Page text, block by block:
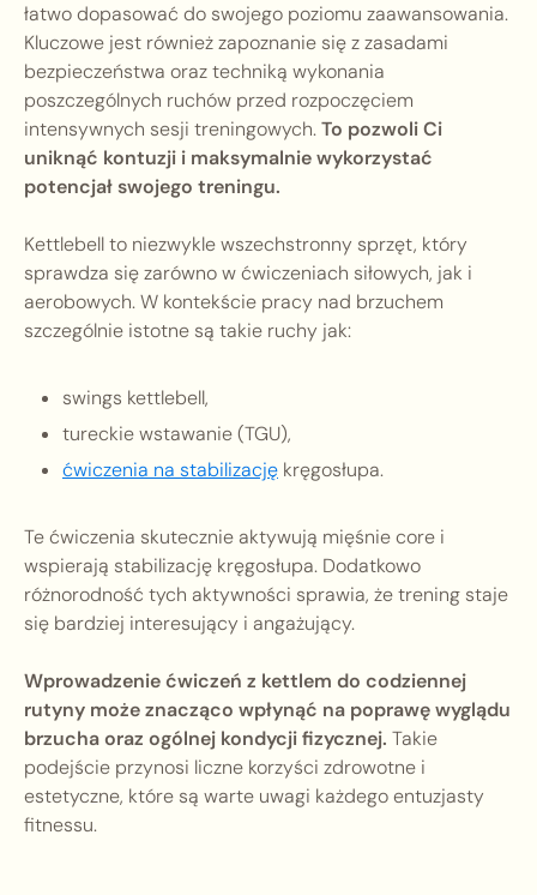
łatwo dopasować do swojego poziomu zaawansowania.
Kluczowe jest również zapoznanie się z zasadami
bezpieczeństwa oraz techniką wykonania
poszczególnych ruchów przed rozpoczęciem
intensywnych sesji treningowych.To pozwoli Ci
uniknąć kontuzji i maksymalnie wykorzystać
potencjał swojego treningu.
Kettlebell to niezwykle wszechstronny sprzęt, który
sprawdza się zarówno w ćwiczeniach siłowych, jak i
aerobowych. W kontekście pracy nad brzuchem
szczególnie istotne są takie ruchy jak:
swings kettlebell,
tureckie wstawanie (TGU),
ćwiczenia na stabilizację kręgosłupa.
Te ćwiczenia skutecznie aktywują mięśnie core i
wspierają stabilizację kręgosłupa. Dodatkowo
różnorodność tych aktywności sprawia, że trening staje
się bardziej interesujący i angażujący.
Wprowadzenie ćwiczeń z kettlem do codziennej
rutyny może znacząco wpłynąć na poprawę wyglądu
brzucha oraz ogólnej kondycji fizycznej. Takie
podejście przynosi liczne korzyści zdrowotne i
estetyczne, które są warte uwagi każdego entuzjasty
fitnessu.